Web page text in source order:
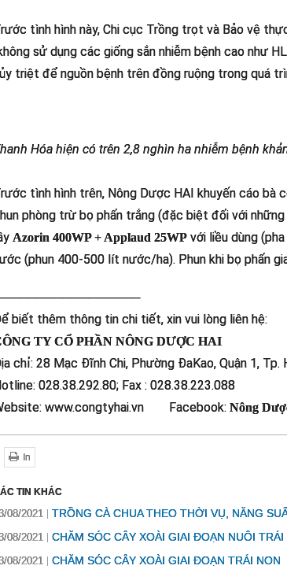
tình hình này, Chi cục Trồng trọt và Bảo vệ
sử dụng các giống sắn nhiễm bệnh cao như
triệt để nguồn bệnh trên đồng ruộng trong quá
Hóa hiện có trên 2,8 nghìn ha nhiễm bệnh
tình hình trên, Nông Dược HAI khuyến cáo bà
phòng trừ bọ phấn trắng (đặc biệt đối với
Azorin 400WP + Applaud 25WP với liều dùng
(phun 400-500 lít nước/ha). Phun khi bọ phấn
biết thêm thông tin chi tiết, xin vui lòng liên hệ:
TY CỔ PHẦN NÔNG DƯỢC HAI
chỉ: 28 Mạc Đĩnh Chi, Phường ĐaKao, Quận 1, Tp.
028.38.292.80; Fax : 028.38.223.088
www.congtyhai.vn Facebook: Nông
In
TIN KHÁC
08/2021 TRỒNG CÀ CHUA THEO THỜI VỤ, NĂNG
08/2021 CHĂM SÓC CÂY XOÀI GIAI ĐOẠN NUÔI TRÁI
08/2021 CHĂM SÓC CÂY XOÀI GIAI ĐOẠN TRÁI NON